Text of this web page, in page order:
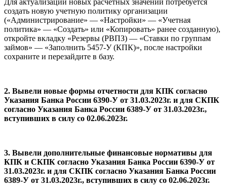
создать новую учетную политику организации
(«Администрирование» — «Настройки» — «Учетная
политика» — «Создать» или «Копировать» ранее созданную),
откройте вкладку «Резервы (РВПЗ) — «Ставки по группам
займов» — «Заполнить 5457-У (КПК)», после настройки
сохраните и перезайдите в базу.
2. Вывели новые формы отчетности для КПК согласно
Указания Банка России 6390-У от 31.03.2023г. и для СКПК
согласно Указания Банка России 6389-У от 31.03.2023г.,
вступивших в силу со 02.06.2023г.
3. Вывели дополнительные финансовые нормативы для
КПК и СКПК согласно Указания Банка России 6390-У от
31.03.2023г. и для СКПК согласно Указания Банка России
6389-У от 31.03.2023г., вступивших в силу со 02.06.2023г.